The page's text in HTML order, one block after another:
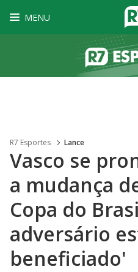
MENU
R7 Esportes Lance
Vasco se
a mudança
Copa do
adversário
beneficiado'